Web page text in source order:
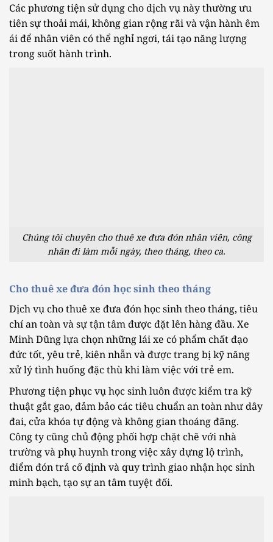
Các phương tiện sử dụng cho dịch vụ này thường ưu
tiên sự thoải mái, không gian rộng rãi và vận hành êm
ái để nhân viên có thể nghỉ ngơi, tái tạo năng lượng
trong suốt hành trình.
Chúng tôi chuyên cho thuê xe đưa đón nhân viên, công
nhân đi làm mỗi ngày, theo tháng, theo ca.
Cho thuê xe đưa đón học sinh theo tháng
Dịch vụ cho thuê xe đưa đón học sinh theo tháng, tiêu
chí an toàn và sự tận tâm được đặt lên hàng đầu. Xe
Minh Dũng lựa chọn những lái xe có phẩm chất đạo
đức tốt, yêu trẻ, kiên nhẫn và được trang bị kỹ năng
xử lý tình huống đặc thù khi làm việc với trẻ em.
Phương tiện phục vụ học sinh luôn được kiểm tra kỹ
thuật gắt gao, đảm bảo các tiêu chuẩn an toàn như dây
đai, cửa khóa tự động và không gian thoáng đãng.
Công ty cũng chủ động phối hợp chặt chẽ với nhà
trường và phụ huynh trong việc xây dựng lộ trình,
điểm đón trả cố định và quy trình giao nhận học sinh
minh bạch, tạo sự an tâm tuyệt đối.